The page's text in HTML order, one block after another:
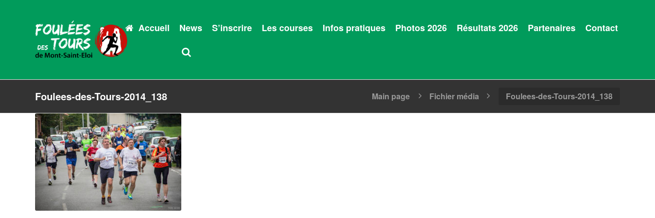
Accueil News S’inscrire Les courses Infos pratiques Photos 2026 Résultats 2026 Partenaires Contact
Foulees-des-Tours-2014_138 Main page Fichier média Foulees-des-Tours-2014_138